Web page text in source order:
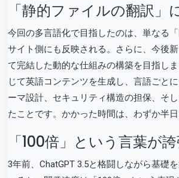
「静的ファイルの翻訳
今回の多言語化で目指したのは、単なる
サイト側にも反映される。さらに、今後
て完結した動的な仕組みの構築を目指し
じて英語コンテンツを生成し、言語ごと
ーマ設計、セキュリティ構造の担保、そ
たことです。かかった時間は、わずか半日
「100倍」という言葉が
3年前、ChatGPT 3.5と格闘しながら基礎